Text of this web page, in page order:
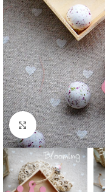
Click to enlarge